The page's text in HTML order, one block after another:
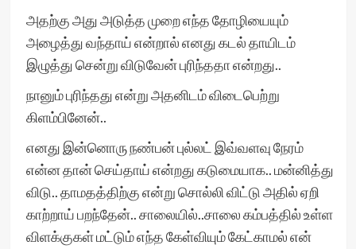
அதற்கு அது அடுத்த முறை எந்த தோழியையும்
அழைத்து வந்தாய் என்றால் எனது கடல் தாயிடம்
இழுத்து சென்று விடுவேன் புரிந்ததா என்றது..
நானும் புரிந்தது என்று அதனிடம் விடைபெற்று
கிளம்பினேன்..
எனது இன்னொரு நண்பன் புல்லட் இவ்வளவு நேரம்
என்ன தான் செய்தாய் என்றது கடுமையாக.. மன்னித்து
விடு.. தாமதத்திற்கு என்று சொல்லி விட்டு அதில் ஏறி
காற்றாய் பறந்தேன்.. சாலையில்..சாலை கம்பத்தில் உள்ள
விளக்குகள் மட்டும் எந்த கேள்வியும் கேட்காமல் என்